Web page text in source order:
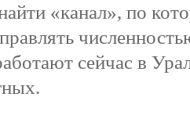
«канал», по
сейчас в